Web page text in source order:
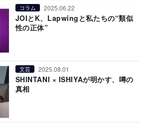
コラム 2025.06.22
JOIとK、Lapwingと私たちの“類似
性の正体”
文芸 2025.08.01
SHINTANI × ISHIYAが明かす、噂の
真相